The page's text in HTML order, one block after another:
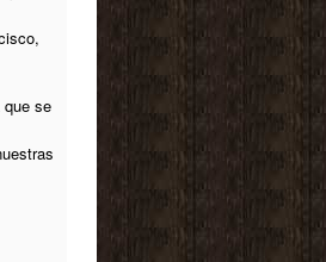
que se